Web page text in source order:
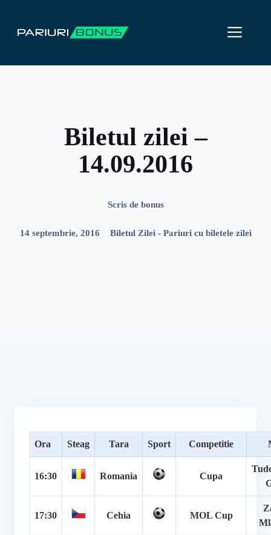
conținut
Biletul zilei –
14.09.2016
Scris de bonus
14 septembrie, 2016 Biletul Zilei - Pariuri cu biletele zilei
Ora Steag Tara Sport Competitie
16:30 Romania Cupa
17:30 Cehia MOL Cup